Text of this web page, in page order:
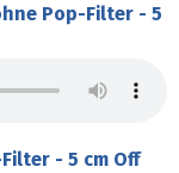
Pop-Filter - 5
- 5 cm Off